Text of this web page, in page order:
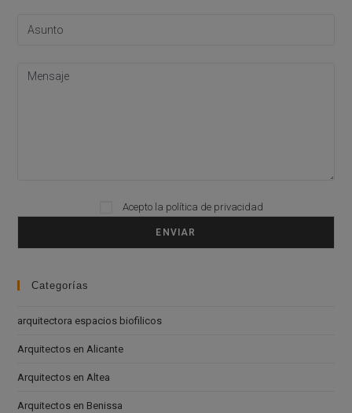
Please leave this field empty.
Acepto la política de privacidad
Categorías
arquitectora espacios biofilicos
Arquitectos en Alicante
Arquitectos en Altea
Arquitectos en Benissa